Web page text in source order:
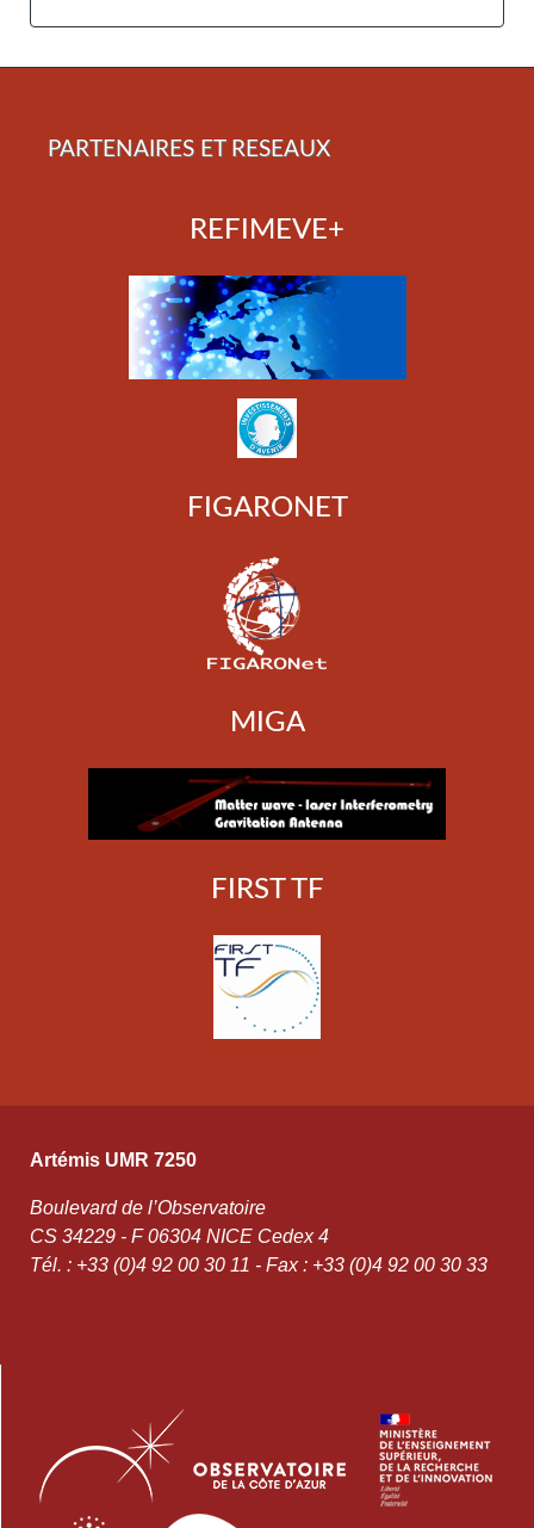
PARTENAIRES ET RESEAUX
REFIMEVE+
FIGARONET
MIGA
FIRST TF
Artémis UMR 7250
Boulevard de l’Observatoire
CS 34229 - F 06304 NICE Cedex 4
Tél. : +33 (0)4 92 00 30 11 - Fax : +33 (0)4 92 00 30 33